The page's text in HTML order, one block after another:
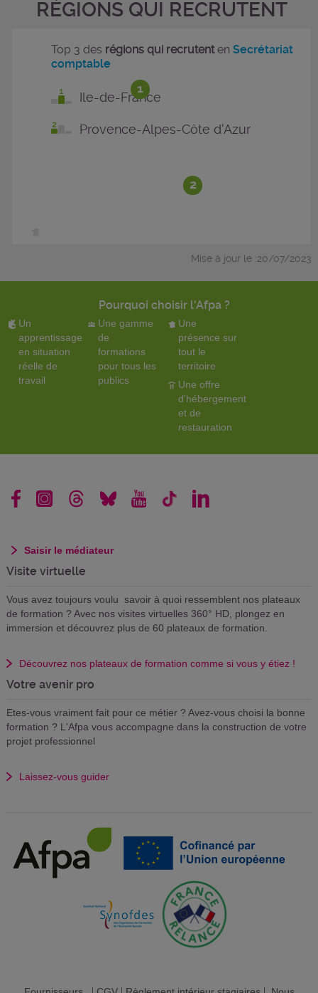
RÉGIONS QUI RECRUTENT
1
2
Top 3 des régions qui recrutentenSecrétariat
comptable
Ile-de-France
Provence-Alpes-Côte d'Azur
Mise à jour le :20/07/2023
Pourquoi choisir l'Afpa ?
Un
apprentissage
en situation
réelle de
travail
Une gamme
de
formations
pour tous les
publics
Une
présence sur
tout le
territoire
Une offre
d'hébergement
et de
restauration
Saisir le médiateur
Visite virtuelle
Vous avez toujours voulu savoir à quoi ressemblent nos plateaux
de formation ? Avec nos visites virtuelles 360° HD, plongez en
immersion et découvrez plus de 60 plateaux de formation.
Découvrez nos plateaux de formation comme si vous y étiez !
Votre avenir pro
Etes-vous vraiment fait pour ce métier ? Avez-vous choisi la bonne
formation ? L'Afpa vous accompagne dans la construction de votre
projet professionnel
Laissez-vous guider